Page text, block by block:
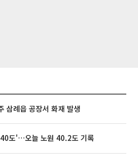
삼례읍 공장서 화재 발생
도'…오늘 노원 40.2도 기록